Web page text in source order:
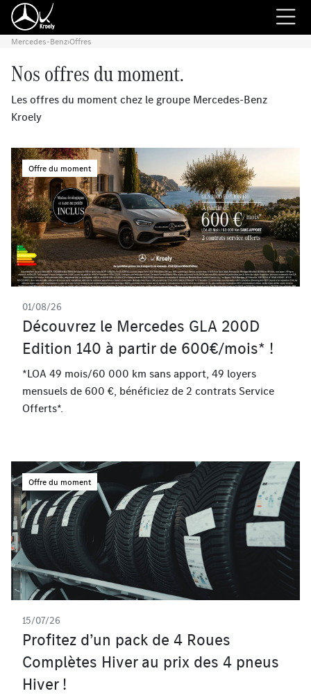
Mercedes-Benz›Offres
Nos offres du moment.
Les offres du moment chez le groupe Mercedes-Benz
Kroely
01/08/26
Découvrez le Mercedes GLA 200D
Edition 140 à partir de 600€/mois* !
*LOA 49 mois/60 000 km sans apport, 49 loyers
mensuels de 600 €, bénéficiez de 2 contrats Service
Offerts*.
Offre du moment
15/07/26
Profitez d’un pack de 4 Roues
Complètes Hiver au prix des 4 pneus
Hiver !
Offre du moment